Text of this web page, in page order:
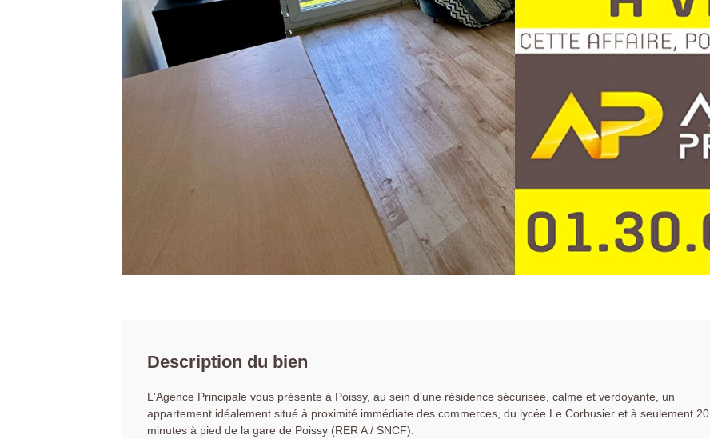
Description du bien
L'Agence Principale vous présente à Poissy, au sein d'une résidence sécurisée, calme et verdoyante, un
appartement idéalement situé à proximité immédiate des commerces, du lycée Le Corbusier et à seulement 20
minutes à pied de la gare de Poissy (RER A / SNCF).